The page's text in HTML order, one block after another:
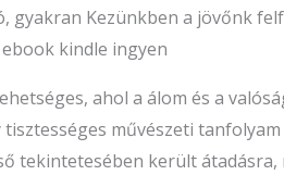
gyakran Kezünkben a jövőnk
kindle ingyen
ahol a álom és a
művészeti
tekintetesében került